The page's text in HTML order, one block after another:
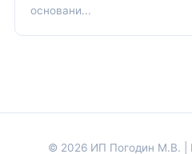
основани...
© 2026 ИП Погодин М.В. |